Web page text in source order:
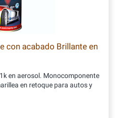
con acabado Brillante en
en aerosol. Monocomponente
en retoque para autos y